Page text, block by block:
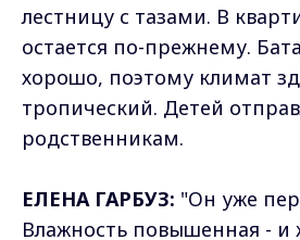
лестницу с тазами. В
остается по-прежнему.
хорошо, поэтому климат
тропический. Детей
родственникам.
ЕЛЕНА ГАРБУЗ: "Он уже
Влажность повышенная - и